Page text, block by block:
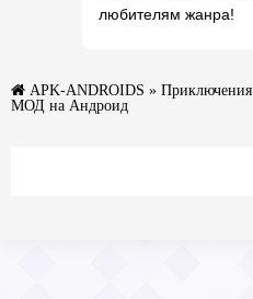
любителям жанра!
APK-ANDROIDS » Приключения
МОД на Андроид